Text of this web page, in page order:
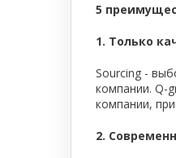
5
1. Только
Sourcing -
компании. Q-
компании,
2.